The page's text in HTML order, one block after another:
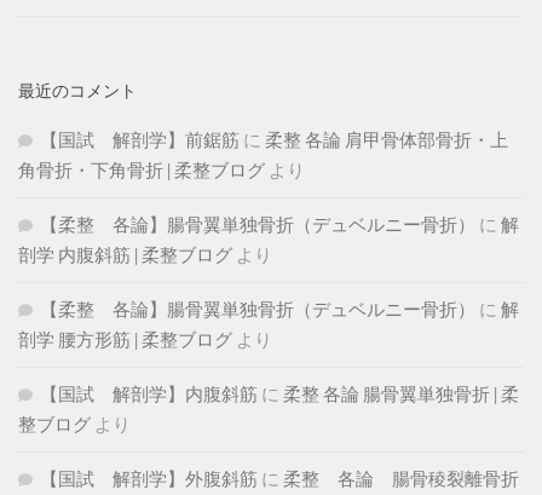
最近のコメント
【国試 解剖学】前鋸筋 に 柔整 各論 肩甲骨体部骨折・上
角骨折・下角骨折 | 柔整ブログ より
【柔整 各論】腸骨翼単独骨折（デュベルニー骨折） に 解
剖学 内腹斜筋 | 柔整ブログ より
【柔整 各論】腸骨翼単独骨折（デュベルニー骨折） に 解
剖学 腰方形筋 | 柔整ブログ より
【国試 解剖学】内腹斜筋 に 柔整 各論 腸骨翼単独骨折 | 柔
整ブログ より
【国試 解剖学】外腹斜筋 に 柔整 各論 腸骨稜裂離骨折